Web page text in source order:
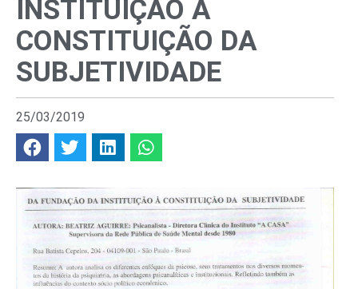
INSTITUIÇÃO À
CONSTITUIÇÃO DA
SUBJETIVIDADE
25/03/2019